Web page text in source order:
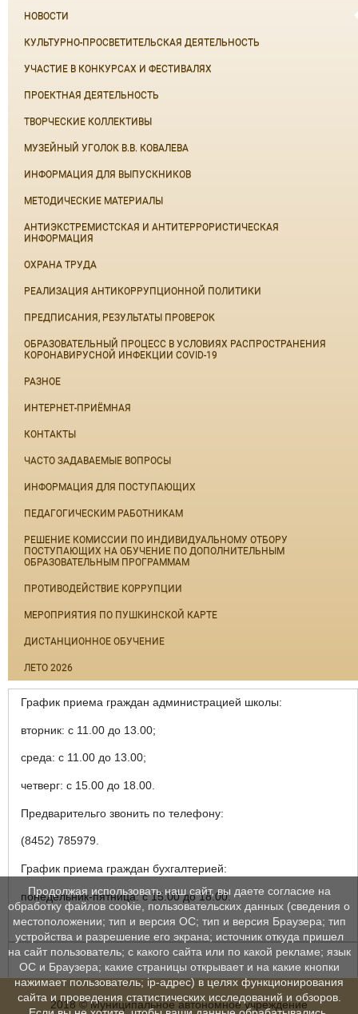
НОВОСТИ
КУЛЬТУРНО-ПРОСВЕТИТЕЛЬСКАЯ ДЕЯТЕЛЬНОСТЬ
УЧАСТИЕ В КОНКУРСАХ И ФЕСТИВАЛЯХ
ПРОЕКТНАЯ ДЕЯТЕЛЬНОСТЬ
ТВОРЧЕСКИЕ КОЛЛЕКТИВЫ
МУЗЕЙНЫЙ УГОЛОК В.В. КОВАЛЕВА
ИНФОРМАЦИЯ ДЛЯ ВЫПУСКНИКОВ
МЕТОДИЧЕСКИЕ МАТЕРИАЛЫ
АНТИЭКСТРЕМИСТСКАЯ И АНТИТЕРРОРИСТИЧЕСКАЯ
ИНФОРМАЦИЯ
ОХРАНА ТРУДА
РЕАЛИЗАЦИЯ АНТИКОРРУПЦИОННОЙ ПОЛИТИКИ
ПРЕДПИСАНИЯ, РЕЗУЛЬТАТЫ ПРОВЕРОК
ОБРАЗОВАТЕЛЬНЫЙ ПРОЦЕСС В УСЛОВИЯХ РАСПРОСТРАНЕНИЯ
КОРОНАВИРУСНОЙ ИНФЕКЦИИ COVID-19
РАЗНОЕ
ИНТЕРНЕТ-ПРИЁМНАЯ
КОНТАКТЫ
ЧАСТО ЗАДАВАЕМЫЕ ВОПРОСЫ
ИНФОРМАЦИЯ ДЛЯ ПОСТУПАЮЩИХ
ПЕДАГОГИЧЕСКИМ РАБОТНИКАМ
РЕШЕНИЕ КОМИССИИ ПО ИНДИВИДУАЛЬНОМУ ОТБОРУ
ПОСТУПАЮЩИХ НА ОБУЧЕНИЕ ПО ДОПОЛНИТЕЛЬНЫМ
ОБРАЗОВАТЕЛЬНЫМ ПРОГРАММАМ
ПРОТИВОДЕЙСТВИЕ КОРРУПЦИИ
МЕРОПРИЯТИЯ ПО ПУШКИНСКОЙ КАРТЕ
ДИСТАНЦИОННОЕ ОБУЧЕНИЕ
ЛЕТО 2026
График приема граждан администрацией школы:
вторник: с 11.00 до 13.00;
среда: с 11.00 до 13.00;
четверг: с 15.00 до 18.00.
Предварительго звонить по телефону:
(8452) 785979.
График приема граждан бухгалтерией:
понедельник-пятница: с 15.00 до 18.00.
2018 © Муниципальное автономное учреждение
Продолжая использовать наш сайт, вы даете согласие на
обработку файлов cookie, пользовательских данных (сведения о
местоположении; тип и версия ОС; тип и версия Браузера; тип
устройства и разрешение его экрана; источник откуда пришел
на сайт пользователь; с какого сайта или по какой рекламе; язык
ОС и Браузера; какие страницы открывает и на какие кнопки
нажимает пользователь; ip-адрес) в целях функционирования
сайта и проведения статистических исследований и обзоров.